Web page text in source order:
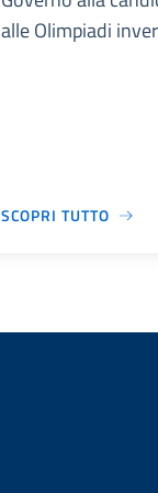
alle Olimpiadi
SCOPRI TUTTO